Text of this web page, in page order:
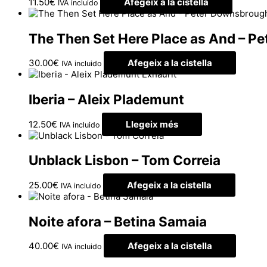
IVA incluido
The Then Set Here Place as And –
30.00€ IVA incluido
Afegeix a la cistella
Exhaurit
Iberia – Aleix Plademunt
12.50€ IVA incluido Llegeix més
Unblack Lisbon – Tom Correia
25.00€ IVA incluido Afegeix a la cistella
Noite afora – Betina Samaia
40.00€ IVA incluido Afegeix a la cistella